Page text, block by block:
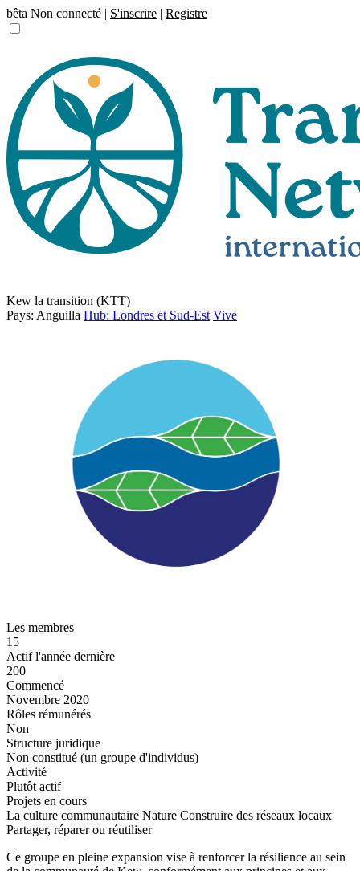
bêta Non connecté | S'inscrire | Registre
Kew la transition (KTT)
Pays: Anguilla Hub: Londres et Sud-Est Vive
Les membres
15
Actif l'année dernière
200
Commencé
Novembre 2020
Rôles rémunérés
Non
Structure juridique
Non constitué (un groupe d'individus)
Activité
Plutôt actif
Projets en cours
La culture communautaire Nature Construire des réseaux locaux
Partager, réparer ou réutiliser
Ce groupe en pleine expansion vise à renforcer la résilience au sein